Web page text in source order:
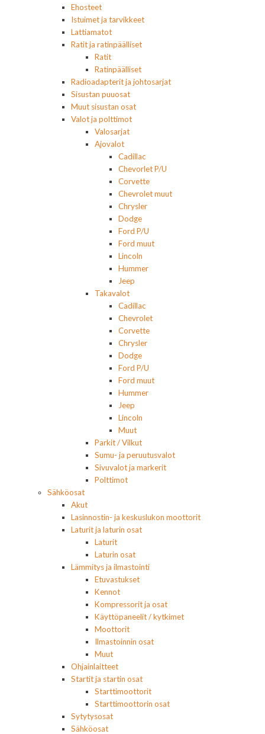
Ehosteet
Istuimet ja tarvikkeet
Lattiamatot
Ratit ja ratinpäälliset
Ratit
Ratinpäälliset
Radioadapterit ja johtosarjat
Sisustan puuosat
Muut sisustan osat
Valot ja polttimot
Valosarjat
Ajovalot
Cadillac
Chevorlet P/U
Corvette
Chevrolet muut
Chrysler
Dodge
Ford P/U
Ford muut
Lincoln
Hummer
Jeep
Takavalot
Cadillac
Chevrolet
Corvette
Chrysler
Dodge
Ford P/U
Ford muut
Hummer
Jeep
Lincoln
Muut
Parkit / Vilkut
Sumu- ja peruutusvalot
Sivuvalot ja markerit
Polttimot
Sähköosat
Akut
Lasinnostin- ja keskuslukon moottorit
Laturit ja laturin osat
Laturit
Laturin osat
Lämmitys ja ilmastointi
Etuvastukset
Kennot
Kompressorit ja osat
Käyttöpaneelit / kytkimet
Moottorit
Ilmastoinnin osat
Muut
Ohjainlaitteet
Startit ja startin osat
Starttimoottorit
Starttimoottorin osat
Sytytysosat
Sähköosat